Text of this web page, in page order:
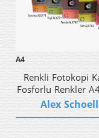
A4
Renkli Fotokopi
Fosforlu Renkler
(80 Gr)
Alex